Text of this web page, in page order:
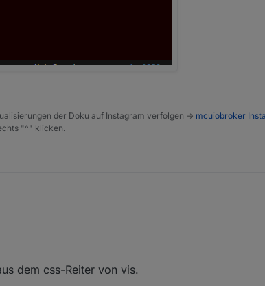
der Doku auf Instagram verfolgen -> mcuiobroker
"^" klicken.
01:40
dem css-Reiter von vis.